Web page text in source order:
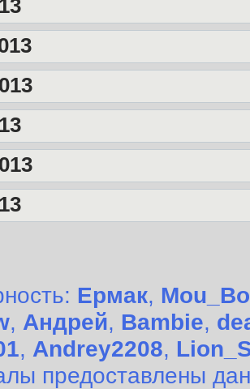
Ермак,
, Андрей, Bambie,
, Andrey2208,
предоставлены